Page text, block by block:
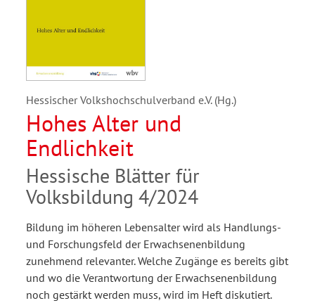
Hessischer Volkshochschulverband e.V. (Hg.)
Hohes Alter und
Endlichkeit
Hessische Blätter für
Volksbildung 4/2024
Bildung im höheren Lebensalter wird als Handlungs-
und Forschungsfeld der Erwachsenenbildung
zunehmend relevanter. Welche Zugänge es bereits gibt
und wo die Verantwortung der Erwachsenenbildung
noch gestärkt werden muss, wird im Heft diskutiert.